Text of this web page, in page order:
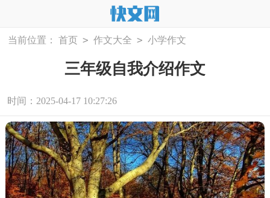
当前位置： 首页 > 作文大全 > 小学作文
三年级自我介绍作文
时间：2025-04-17 10:27:26